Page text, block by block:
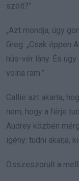
szólt?”
„Azt mondja, úgy
Greg. „Csak éppen
hús-vér lány. És
volna rám.”
Callie azt akarta,
nem, hogy a férje
Audrey közben
igény: tudni akarja,
Összeszorult a